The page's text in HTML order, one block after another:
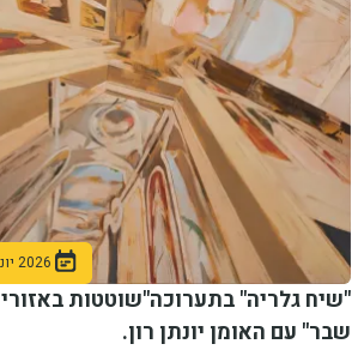
2026 יוני 10
"שיח גלריה" בתערוכה"שוטטות באזורי
שבר" עם האומן יונתן רון.